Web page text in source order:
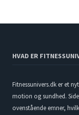
HVAD ER
Fitnessunivers.dk er et
motion og sundhed.
ovenstående emner,